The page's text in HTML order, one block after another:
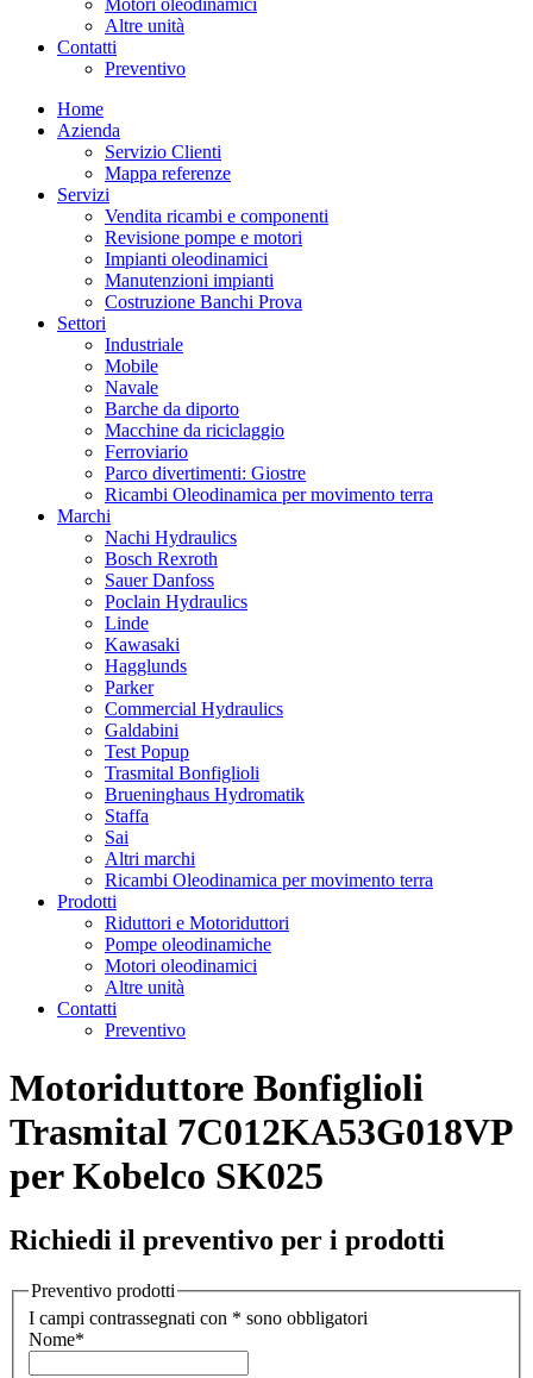
Motori oleodinamici
Altre unità
Contatti
Preventivo
Home
Azienda
Servizio Clienti
Mappa referenze
Servizi
Vendita ricambi e componenti
Revisione pompe e motori
Impianti oleodinamici
Manutenzioni impianti
Costruzione Banchi Prova
Settori
Industriale
Mobile
Navale
Barche da diporto
Macchine da riciclaggio
Ferroviario
Parco divertimenti: Giostre
Ricambi Oleodinamica per movimento terra
Marchi
Nachi Hydraulics
Bosch Rexroth
Sauer Danfoss
Poclain Hydraulics
Linde
Kawasaki
Hagglunds
Parker
Commercial Hydraulics
Galdabini
Test Popup
Trasmital Bonfiglioli
Brueninghaus Hydromatik
Staffa
Sai
Altri marchi
Ricambi Oleodinamica per movimento terra
Prodotti
Riduttori e Motoriduttori
Pompe oleodinamiche
Motori oleodinamici
Altre unità
Contatti
Preventivo
Motoriduttore Bonfiglioli
Trasmital 7C012KA53G018VP
per Kobelco SK025
Richiedi il preventivo per i prodotti
Preventivo prodotti
I campi contrassegnati con * sono obbligatori
Nome*